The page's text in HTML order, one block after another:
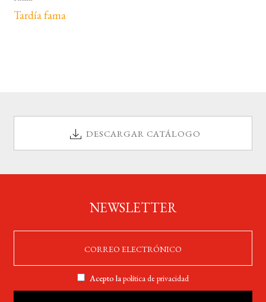
Tardía fama
DESCARGAR CATÁLOGO
NEWSLETTER
Acepto lapolítica de privacidad